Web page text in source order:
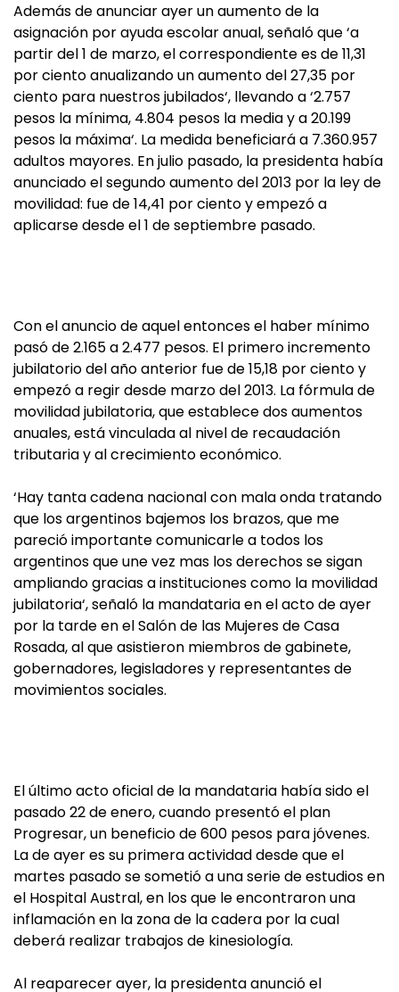
Además de anunciar ayer un aumento de la
asignación por ayuda escolar anual, señaló que ‘a
partir del 1 de marzo, el correspondiente es de 11,31
por ciento anualizando un aumento del 27,35 por
ciento para nuestros jubilados‘, llevando a ‘2.757
pesos la mínima, 4.804 pesos la media y a 20.199
pesos la máxima‘. La medida beneficiará a 7.360.957
adultos mayores. En julio pasado, la presidenta había
anunciado el segundo aumento del 2013 por la ley de
movilidad: fue de 14,41 por ciento y empezó a
aplicarse desde el 1 de septiembre pasado.
Con el anuncio de aquel entonces el haber mínimo
pasó de 2.165 a 2.477 pesos. El primero incremento
jubilatorio del año anterior fue de 15,18 por ciento y
empezó a regir desde marzo del 2013. La fórmula de
movilidad jubilatoria, que establece dos aumentos
anuales, está vinculada al nivel de recaudación
tributaria y al crecimiento económico.
‘Hay tanta cadena nacional con mala onda tratando
que los argentinos bajemos los brazos, que me
pareció importante comunicarle a todos los
argentinos que une vez mas los derechos se sigan
ampliando gracias a instituciones como la movilidad
jubilatoria‘, señaló la mandataria en el acto de ayer
por la tarde en el Salón de las Mujeres de Casa
Rosada, al que asistieron miembros de gabinete,
gobernadores, legisladores y representantes de
movimientos sociales.
El último acto oficial de la mandataria había sido el
pasado 22 de enero, cuando presentó el plan
Progresar, un beneficio de 600 pesos para jóvenes.
La de ayer es su primera actividad desde que el
martes pasado se sometió a una serie de estudios en
el Hospital Austral, en los que le encontraron una
inflamación en la zona de la cadera por la cual
deberá realizar trabajos de kinesiología.
Al reaparecer ayer, la presidenta anunció el